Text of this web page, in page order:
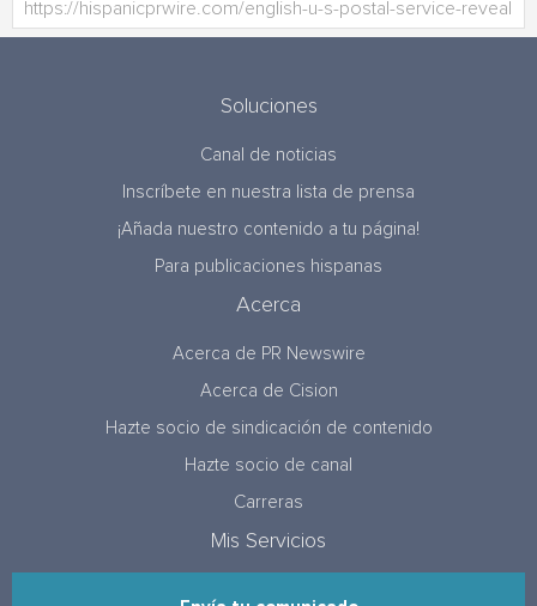
Soluciones
Canal de noticias
Inscríbete en nuestra lista de prensa
¡Añada nuestro contenido a tu página!
Para publicaciones hispanas
Acerca
Acerca de PR Newswire
Acerca de Cision
Hazte socio de sindicación de contenido
Hazte socio de canal
Carreras
Mis Servicios